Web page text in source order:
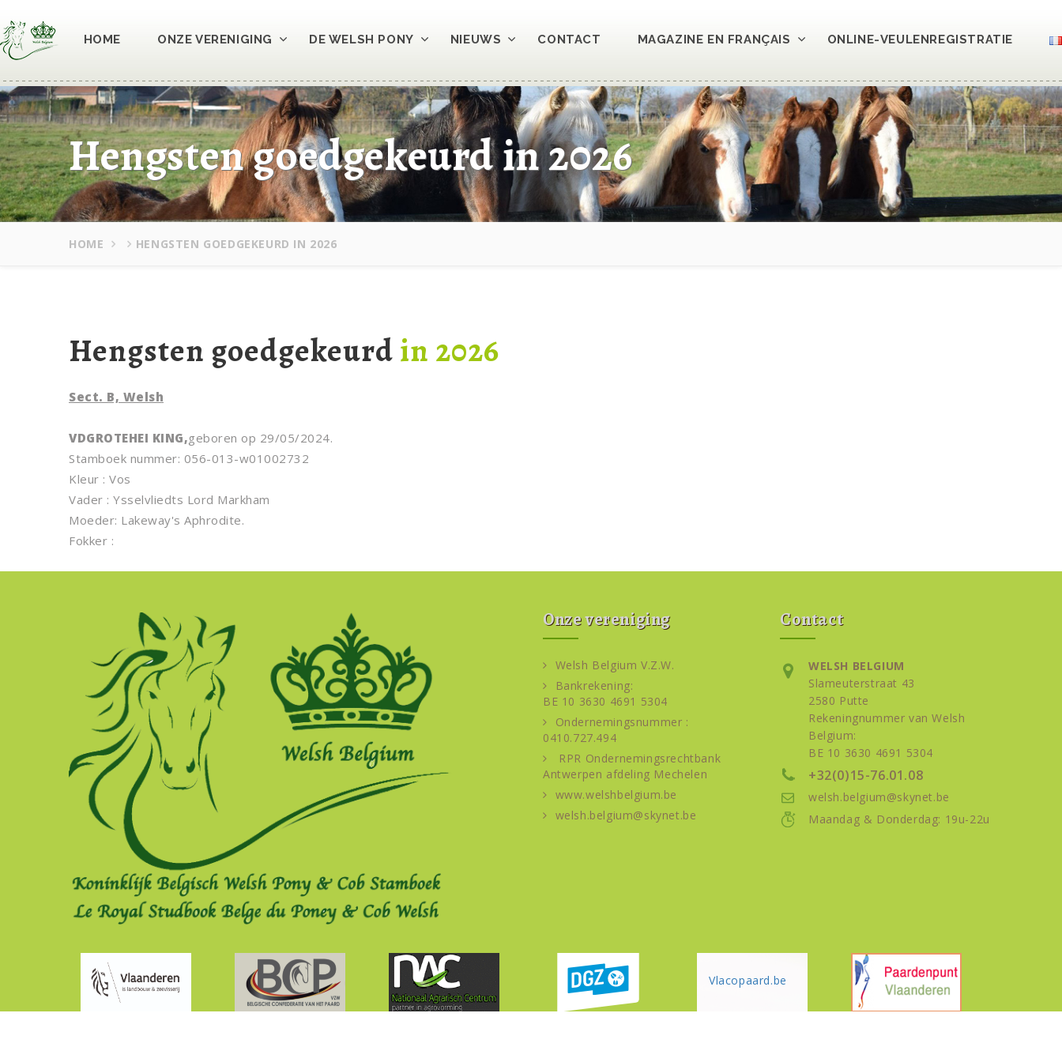
HOME ONZE VERENIGING DE WELSH PONY NIEUWS CONTACT MAGAZINE EN FRANÇAIS ONLINE-VEULENREGISTRATIE
Hengsten goedgekeurd in 2026
HOME HENGSTEN GOEDGEKEURD IN 2026
Hengsten goedgekeurdin 2026
Sect. B, Welsh
VDGROTEHEI KING,geboren op 29/05/2024.
Stamboek nummer: 056-013-w01002732
Kleur : Vos
Vader : Ysselvliedts Lord Markham
Moeder: Lakeway's Aphrodite.
Fokker :
Onze vereniging
Welsh Belgium V.Z.W.
Bankrekening:
BE 10 3630 4691 5304
Ondernemingsnummer :
0410.727.494
RPR Ondernemingsrechtbank
Antwerpen afdeling Mechelen
www.welshbelgium.be
welsh.belgium@skynet.be
Contact
WELSH BELGIUM
Slameuterstraat 43
2580 Putte
Rekeningnummer van Welsh
Belgium:
BE 10 3630 4691 5304
+32(0)15-76.01.08
welsh.belgium@skynet.be
Maandag & Donderdag: 19u-22u
Vlacopaard.be